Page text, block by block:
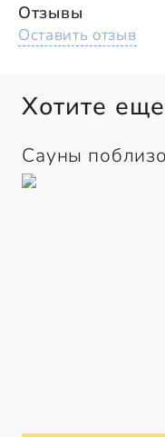
Отзывы
Оставить отзыв
Хотите
Сауны